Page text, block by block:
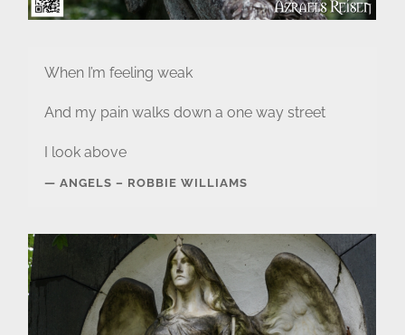
When I’m feeling weak
And my pain walks down a one way street
I look above
ANGELS – ROBBIE WILLIAMS